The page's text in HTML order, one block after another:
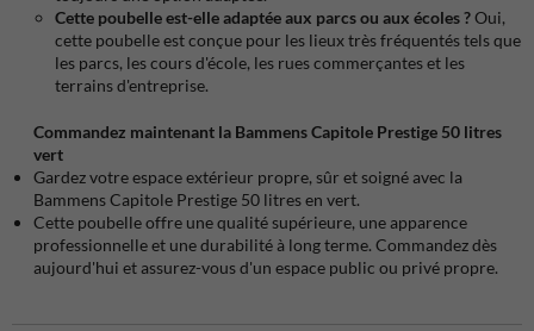
Cette poubelle est-elle adaptée aux parcs ou aux écoles ?Oui,
cette poubelle est conçue pour les lieux très fréquentés tels que
les parcs, les cours d'école, les rues commerçantes et les
terrains d'entreprise.
Commandez maintenant la Bammens Capitole Prestige 50 litres
vert
Gardez votre espace extérieur propre, sûr et soigné avec la
Bammens Capitole Prestige 50 litres en vert.
Cette poubelle offre une qualité supérieure, une apparence
professionnelle et une durabilité à long terme. Commandez dès
aujourd'hui et assurez-vous d'un espace public ou privé propre.